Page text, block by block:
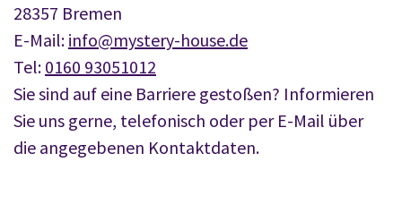
28357 Bremen
E-Mail: info@mystery-house.de
Tel: 0160 93051012
Sie sind auf eine Barriere gestoßen? Informieren
Sie uns gerne, telefonisch oder per E-Mail über
die angegebenen Kontaktdaten.